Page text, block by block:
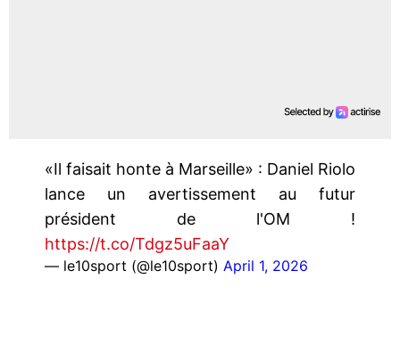
«Il faisait honte à Marseille» : Daniel Riolo
lance un avertissement au futur
président de l'OM !
https://t.co/Tdgz5uFaaY
— le10sport (@le10sport) April 1, 2026